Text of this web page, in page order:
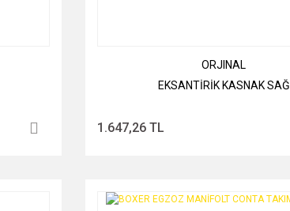
ORJINAL
EKSANTİRİK KASNAK SAĞ
1.647,26 TL